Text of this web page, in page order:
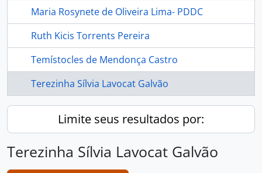
Maria Rosynete de Oliveira Lima- PDDC
Ruth Kicis Torrents Pereira
Temístocles de Mendonça Castro
Terezinha Sílvia Lavocat Galvão
Limite seus resultados por:
Terezinha Sílvia Lavocat Galvão